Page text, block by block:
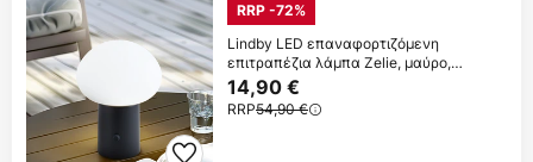
RRP -72%
Lindby LED επαναφορτιζόμενη
επιτραπέζια λάμπα Zelie, μαύρο,
αλουμίνιο, IP44
14,90 €
RRP54,90 €